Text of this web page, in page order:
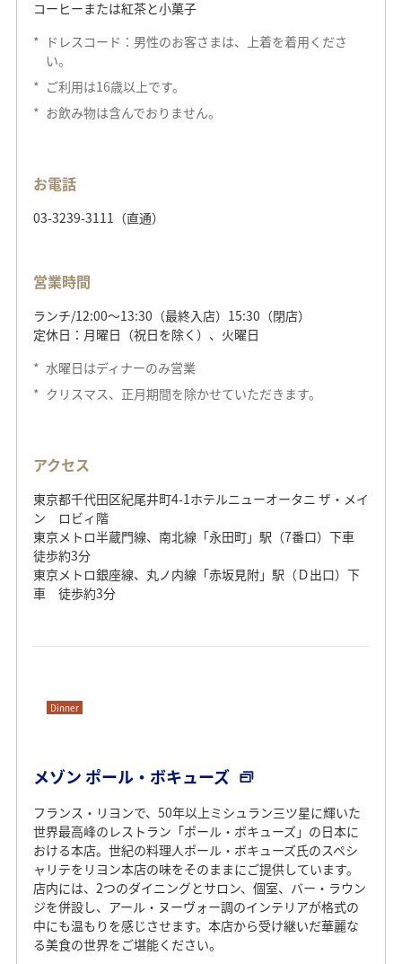
食後の温かいお飲み物
お電話
営業時間
（L.O.20:00）
定休日：火曜日（祝日の場合は翌日に振替）
除外日：クリスマス・年末年始期間
アクセス
コーヒーまたは紅茶と小菓子
* ドレスコード：男性のお客さまは、上着を着用くださ
い。
* ご利用は16歳以上です。
* お飲み物は含んでおりません。
お電話
03-3239-3111（直通）
営業時間
ランチ/12:00～13:30（最終入店）15:30（閉店）
定休日：月曜日（祝日を除く）、火曜日
* 水曜日はディナーのみ営業
* クリスマス、正月期間を除かせていただきます。
アクセス
東京都千代田区紀尾井町4-1ホテルニューオータニ ザ・メイ
ン ロビィ階
東京メトロ半蔵門線、南北線「永田町」駅（7番口）下車
徒歩約3分
東京メトロ銀座線、丸ノ内線「赤坂見附」駅（Ｄ出口）下
車 徒歩約3分
Dinner
メゾン ポール・ボキューズ
フランス・リヨンで、50年以上ミシュラン三ツ星に輝いた
世界最高峰のレストラン「ポール・ボキューズ」の日本に
おける本店。世紀の料理人ポール・ボキューズ氏のスペシ
ャリテをリヨン本店の味をそのままにご提供しています。
店内には、2つのダイニングとサロン、個室、バー・ラウン
ジを併設し、アール・ヌーヴォー調のインテリアが格式の
中にも温もりを感じさせます。本店から受け継いだ華麗な
る美食の世界をご堪能ください。